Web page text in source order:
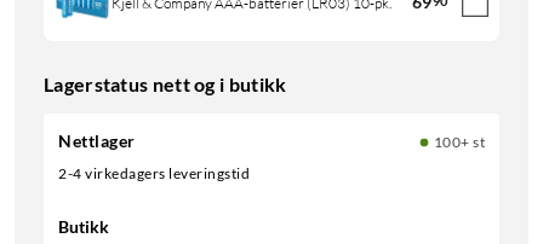
Lagerstatus nett og i butikk
Nettlager
100+ st
2-4 virkedagers leveringstid
Butikk